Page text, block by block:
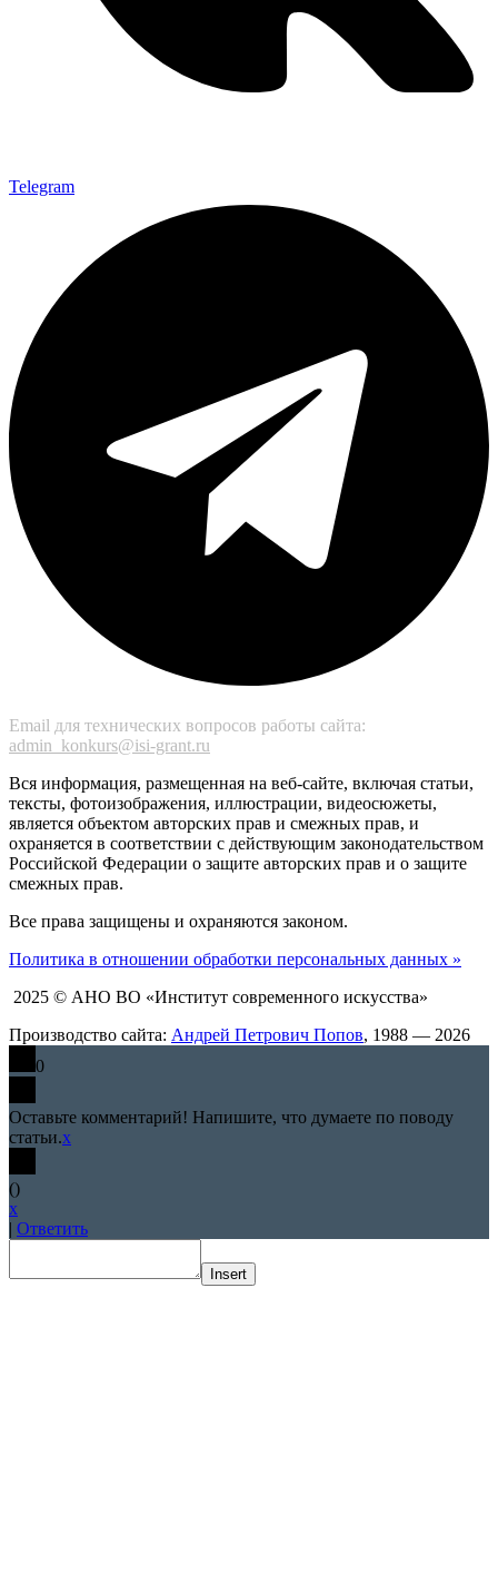
Telegram
Email для технических вопросов работы сайта:
admin_konkurs@isi-grant.ru
Вся информация, размещенная на веб-сайте, включая статьи,
тексты, фотоизображения, иллюстрации, видеосюжеты,
является объектом авторских прав и смежных прав, и
охраняется в соответствии с действующим законодательством
Российской Федерации о защите авторских прав и о защите
смежных прав.
Все права защищены и охраняются законом.
Политика в отношении обработки персональных данных »
2025 © АНО ВО «Институт современного искусства»
Производство сайта: Андрей Петрович Попов, 1988 — 2026
0
Оставьте комментарий! Напишите, что думаете по поводу
статьи.x
()
x
| Ответить
Insert